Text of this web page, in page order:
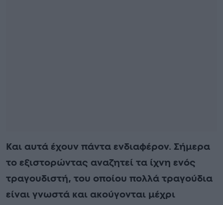
Και αυτά έχουν πάντα ενδιαφέρον. Σήμερα
το εξιστορώντας αναζητεί τα ίχνη ενός
τραγουδιστή, του οποίου πολλά τραγούδια
είναι γνωστά και ακούγονται μέχρι